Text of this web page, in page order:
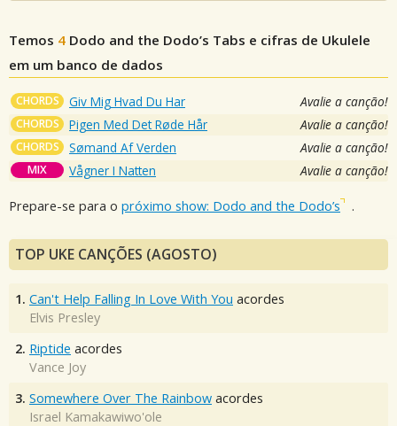
Temos 4 Dodo and the Dodo’s Tabs e cifras de Ukulele
em um banco de dados
CHORDS Giv Mig Hvad Du Har Avalie a canção!
CHORDS Pigen Med Det Røde Hår Avalie a canção!
CHORDS Sømand Af Verden Avalie a canção!
MIX Vågner I Natten Avalie a canção!
Prepare-se para o próximo show: Dodo and the Dodo’s .
TOP UKE CANÇÕES (AGOSTO)
1. Can't Help Falling In Love With You acordes
Elvis Presley
2. Riptide acordes
Vance Joy
3. Somewhere Over The Rainbow acordes
Israel Kamakawiwo'ole